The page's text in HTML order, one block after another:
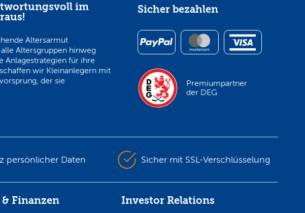
im
Altersarmut
Altersgruppen hinweg
Anlagestrategien für ihre
wir Kleinanlegern mit
der sie
Sicher bezahlen
Premiumpartner
der DEG
persönlicher Daten Sicher mit SSL-Verschlüsselung
Finanzen Investor Relations